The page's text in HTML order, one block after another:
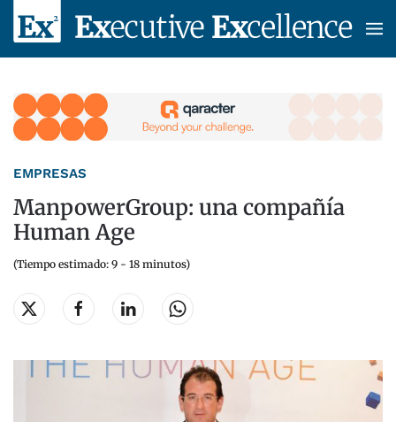
Skip to main content
EMPRESAS
ManpowerGroup: una compañía
Human Age
(Tiempo estimado: 9 - 18 minutos)